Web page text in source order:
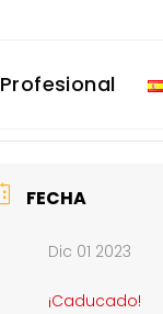
Profesional
FECHA
Dic 01 2023
¡Caducado!